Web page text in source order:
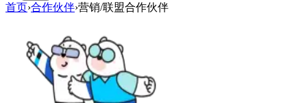
首页›合作伙伴›营销/联盟合作伙伴